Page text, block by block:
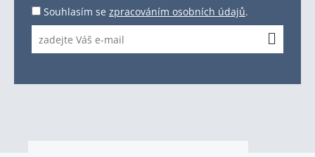
Souhlasím se zpracováním osobních údajů.